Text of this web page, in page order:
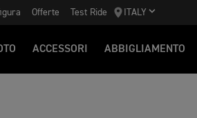
Offerte Test Ride ITALY
ACCESSORI ABBIGLIAMENTO